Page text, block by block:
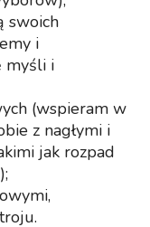
swoich
i
myśli i
(wspieram w
z nagłymi i
jak rozpad